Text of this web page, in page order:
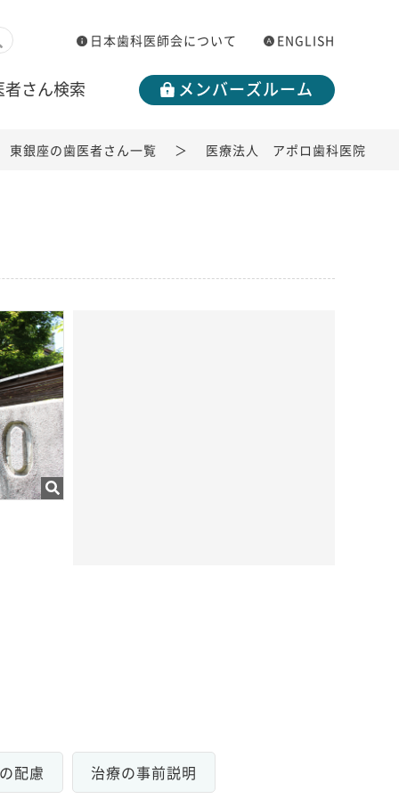
日本歯科医師会について ENGLISH
さん検索 メンバーズルーム
東銀座の歯医者さん一覧 医療法人 アポロ歯科医院
配慮 治療の事前説明